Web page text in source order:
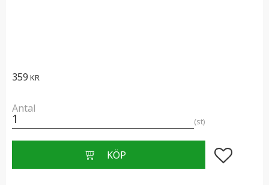
359 KR
Antal
st
Lägg till i